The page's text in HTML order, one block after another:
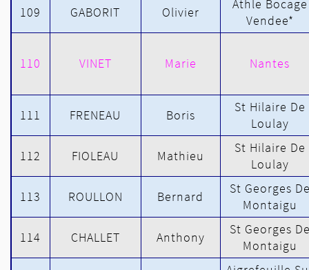
109 GABORIT Olivier
Athle Bocage
Vendee*
110 VINET Marie Nantes
111 FRENEAU Boris
St Hilaire De
Loulay
112 FIOLEAU Mathieu
St Hilaire De
Loulay
113 ROULLON Bernard
St Georges
Montaigu
114 CHALLET Anthony
St Georges
Montaigu